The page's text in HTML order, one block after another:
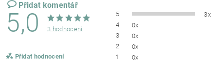
Přidat komentář
5,0 3 hodnocení
Přidat hodnocení
5
3x
4
0x
3
0x
2
0x
1
0x